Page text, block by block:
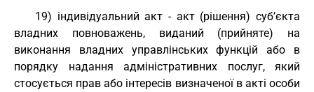
19) індивідуальний акт - акт (рішення) суб’єкта
владних повноважень, виданий (прийняте) на
виконання владних управлінських функцій або в
порядку надання адміністративних послуг, який
стосується прав або інтересів визначеної в акті особи